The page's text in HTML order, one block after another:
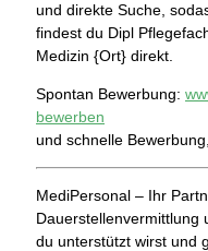
und direkte Suche,
findest du Dipl
Medizin {Ort} direkt.
Spontan Bewerbung:
bewerben
und schnelle
MediPersonal – Ihr
Dauerstellenvermittlung
du unterstützt wirst und